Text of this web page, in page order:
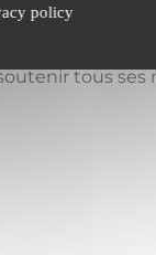
policyet 5000
tous ses